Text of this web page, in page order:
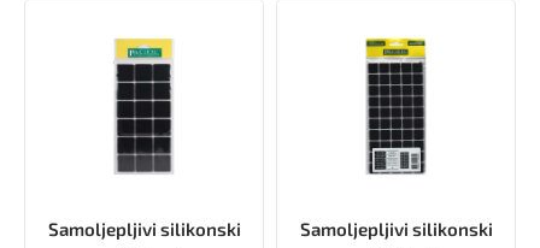
Samoljepljivi silikonski
Samoljepljivi silikonski